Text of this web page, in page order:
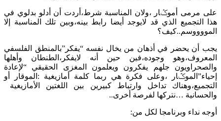
على مرمى أموݣار ،ولان المناسبة شرط،أردت أن أدلو بدلوي في
هذا التجميع الذي قد لايوجد أيضا رابط بينه،وبين تلك المناسبة إلا
المووووسم..كيف؟
يجب أن يحضر في أذهان من يخال نفسه “يفكر”بالمنطق الفلسفي
المعروف،وهو وجوده،فين حين أنه لايفكر،الطنطان وأهلها
والصحراويون جلهم يفكرون ويعلمون المغزى الحقيقي “لإعادة
إحياء”الموݣار ،وعلى فكرة هي ربما كلمة أمازيغية :الموقار أو
التجميع،وهناك تداخل وارتباط كبيرين بين اللغتين الأمازيغية
والحسانية …نتركها لفرصة أخرى..
أوجه نداء وبرنامجا لكل من: